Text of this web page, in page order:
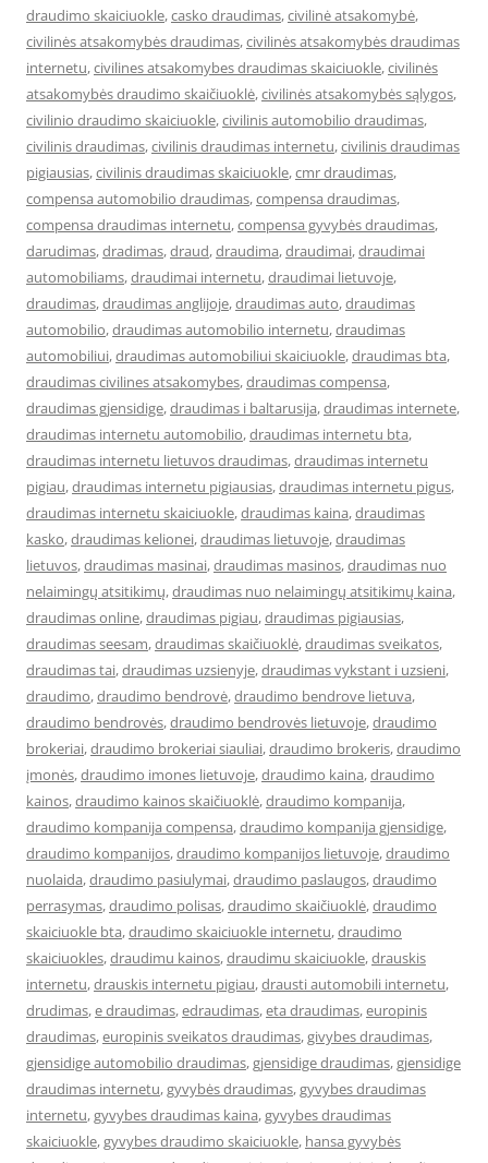
draudimo skaiciuokle,casko draudimas,civilinė atsakomybė,
civilinės atsakomybės draudimas,civilinės atsakomybės draudimas
internetu,civilines atsakomybes draudimas skaiciuokle,civilinės
atsakomybės draudimo skaičiuoklė,civilinės atsakomybės sąlygos,
civilinio draudimo skaiciuokle,civilinis automobilio draudimas,
civilinis draudimas,civilinis draudimas internetu,civilinis draudimas
pigiausias,civilinis draudimas skaiciuokle,cmr draudimas,
compensa automobilio draudimas,compensa draudimas,
compensa draudimas internetu,compensa gyvybės draudimas,
darudimas,dradimas,draud,draudima,draudimai,draudimai
automobiliams,draudimai internetu,draudimai lietuvoje,
draudimas,draudimas anglijoje,draudimas auto,draudimas
automobilio,draudimas automobilio internetu,draudimas
automobiliui,draudimas automobiliui skaiciuokle,draudimas bta,
draudimas civilines atsakomybes,draudimas compensa,
draudimas gjensidige,draudimas i baltarusija,draudimas internete,
draudimas internetu automobilio,draudimas internetu bta,
draudimas internetu lietuvos draudimas,draudimas internetu
pigiau,draudimas internetu pigiausias,draudimas internetu pigus,
draudimas internetu skaiciuokle,draudimas kaina,draudimas
kasko,draudimas kelionei,draudimas lietuvoje,draudimas
lietuvos,draudimas masinai,draudimas masinos,draudimas nuo
nelaimingų atsitikimų,draudimas nuo nelaimingų atsitikimų kaina,
draudimas online,draudimas pigiau,draudimas pigiausias,
draudimas seesam,draudimas skaičiuoklė,draudimas sveikatos,
draudimas tai,draudimas uzsienyje,draudimas vykstant i uzsieni,
draudimo,draudimo bendrovė,draudimo bendrove lietuva,
draudimo bendrovės,draudimo bendrovės lietuvoje,draudimo
brokeriai,draudimo brokeriai siauliai,draudimo brokeris,draudimo
įmonės,draudimo imones lietuvoje,draudimo kaina,draudimo
kainos,draudimo kainos skaičiuoklė,draudimo kompanija,
draudimo kompanija compensa,draudimo kompanija gjensidige,
draudimo kompanijos,draudimo kompanijos lietuvoje,draudimo
nuolaida,draudimo pasiulymai,draudimo paslaugos,draudimo
perrasymas,draudimo polisas,draudimo skaičiuoklė,draudimo
skaiciuokle bta,draudimo skaiciuokle internetu,draudimo
skaiciuokles,draudimu kainos,draudimu skaiciuokle,drauskis
internetu,drauskis internetu pigiau,drausti automobili internetu,
drudimas,e draudimas,edraudimas,eta draudimas,europinis
draudimas,europinis sveikatos draudimas,givybes draudimas,
gjensidige automobilio draudimas,gjensidige draudimas,gjensidige
draudimas internetu,gyvybės draudimas,gyvybes draudimas
internetu,gyvybes draudimas kaina,gyvybes draudimas
skaiciuokle,gyvybes draudimo skaiciuokle, hansa gyvybės